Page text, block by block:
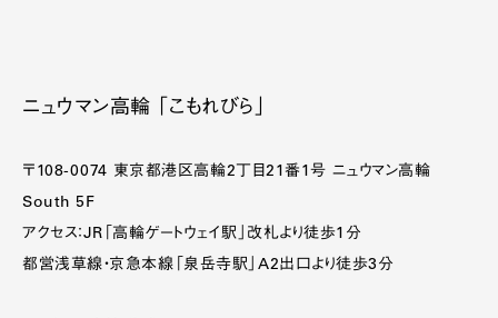
ニュウマン高輪 「こもれびら」
〒108-0074 東京都港区高輪2丁目21番1号 ニュウマン高輪
South 5F
アクセス：JR「高輪ゲートウェイ駅」改札より徒歩1分
都営浅草線・京急本線「泉岳寺駅」A2出口より徒歩3分